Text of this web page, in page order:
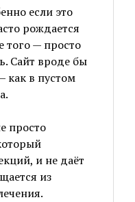
если это
рождается
того — просто
Сайт вроде бы
как в пустом
просто
и не даёт
из